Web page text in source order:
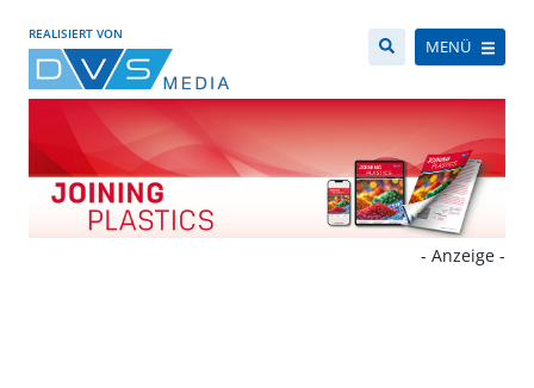
REALISIERT VON
MENÜ
- Anzeige -